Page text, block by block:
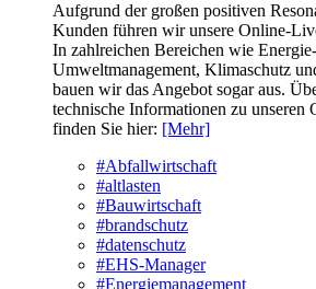
Aufgrund der großen positiven
Kunden führen wir unsere Online-
In zahlreichen Bereichen wie
Umweltmanagement, Klimaschutz
bauen wir das Angebot sogar aus.
technische Informationen zu unseren
finden Sie hier: [Mehr]
#Abfallwirtschaft
#altlasten
#Bauwirtschaft
#brandschutz
#datenschutz
#EHS-Manager
#Energiemanagement